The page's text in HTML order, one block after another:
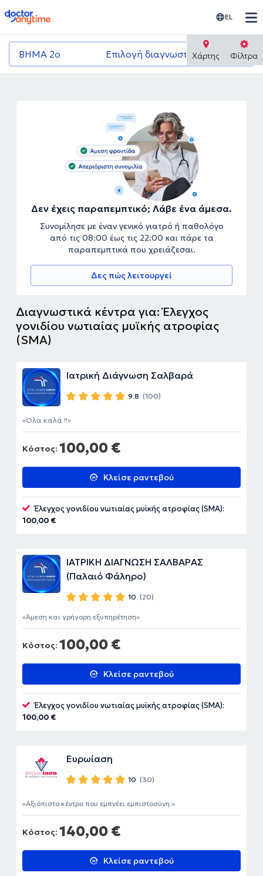
doctoranytime EL
ΒΗΜΑ 2ο Επιλογή διαγνωστικού κέντρου
Χάρτης Φίλτρα
Δεν έχεις παραπεμπτικό; Λάβε ένα άμεσα.
Συνομίλησε με έναν γενικό γιατρό ή παθολόγο
από τις 08:00 έως τις 22:00 και πάρε τα
παραπεμπτικά που χρειάζεσαι.
Δες πώς λειτουργεί
Διαγνωστικά κέντρα για: Έλεγχος
γονιδίου νωτιαίας μυϊκής ατροφίας
(SMA)
Ιατρική Διάγνωση Σαλβαρά
9.8 (100)
Κόστος: 100,00 €
Κλείσε ραντεβού
Όλα καλά !!
Έλεγχος γονιδίου νωτιαίας μυϊκής ατροφίας (SMA):
100,00 €
ΙΑΤΡΙΚΗ ΔΙΑΓΝΩΣΗ ΣΑΛΒΑΡΑΣ
(Παλαιό Φάληρο)
10 (20)
Κόστος: 100,00 €
Κλείσε ραντεβού
Άμεση και γρήγορη εξυπηρέτηση
Έλεγχος γονιδίου νωτιαίας μυϊκής ατροφίας (SMA):
100,00 €
Ευρωίαση
10 (30)
Κόστος: 140,00 €
Κλείσε ραντεβού
Αξιόπιστο κέντρο που εμπνέει εμπιστοσύνη.